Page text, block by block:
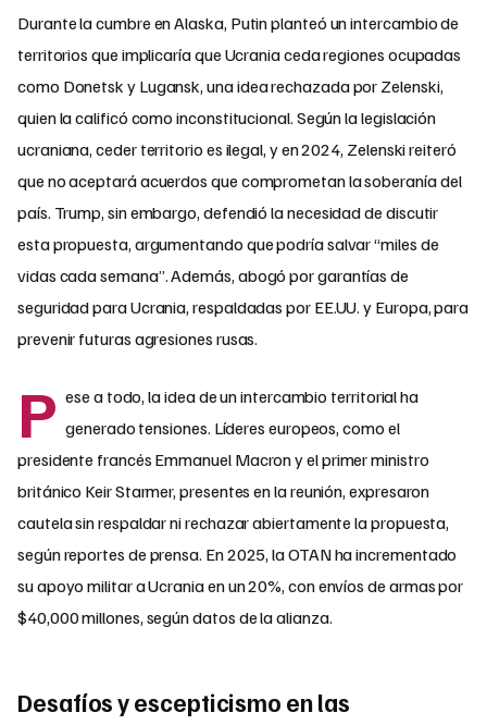
Durante la cumbre en Alaska, Putin planteó un intercambio de
territorios que implicaría que Ucrania ceda regiones ocupadas
como Donetsk y Lugansk, una idea rechazada por Zelenski,
quien la calificó como inconstitucional. Según la legislación
ucraniana, ceder territorio es ilegal, y en 2024, Zelenski reiteró
que no aceptará acuerdos que comprometan la soberanía del
país. Trump, sin embargo, defendió la necesidad de discutir
esta propuesta, argumentando que podría salvar “miles de
vidas cada semana”. Además, abogó por garantías de
seguridad para Ucrania, respaldadas por EE.UU. y Europa, para
prevenir futuras agresiones rusas.
P ese a todo, la idea de un intercambio territorial ha
generado tensiones. Líderes europeos, como el
presidente francés Emmanuel Macron y el primer ministro
británico Keir Starmer, presentes en la reunión, expresaron
cautela sin respaldar ni rechazar abiertamente la propuesta,
según reportes de prensa. En 2025, la OTAN ha incrementado
su apoyo militar a Ucrania en un 20%, con envíos de armas por
$40,000 millones, según datos de la alianza.
Desafíos y escepticismo en las